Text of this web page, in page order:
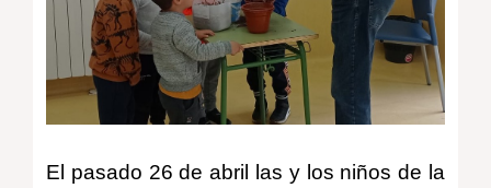
El pasado 26 de abril las y los niños de la